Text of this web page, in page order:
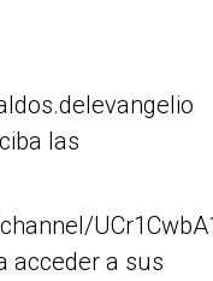
las
acceder a sus